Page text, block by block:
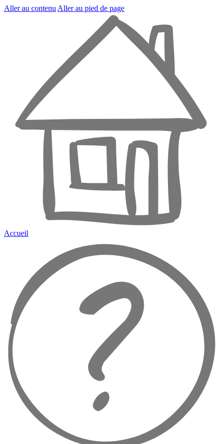
Aller au contenu Aller au pied de page
Accueil